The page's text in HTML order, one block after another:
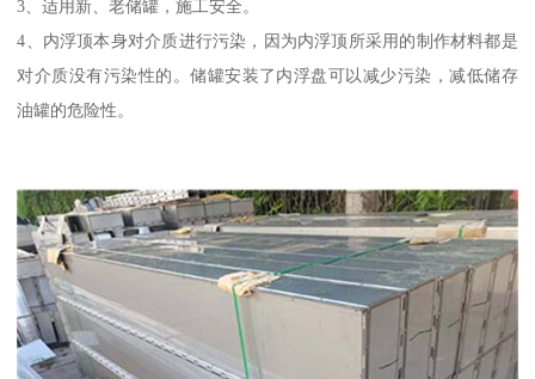
3、适用新、老储罐，施工安全。
4、内浮顶本身对介质进行污染，因为内浮顶所采用的制作材料都是
对介质没有污染性的。储罐安装了内浮盘可以减少污染，减低储存
油罐的危险性。